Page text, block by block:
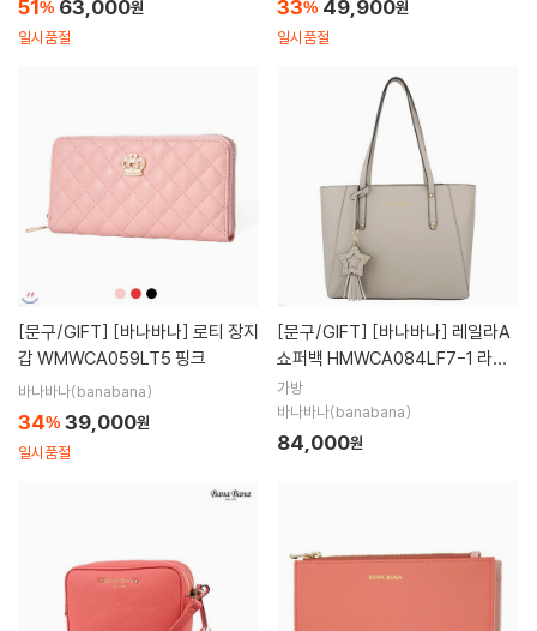
51% 63,000원
일시품절
33% 49,900원
일시품절
[문구/GIFT]
갑 WMWCA059LT5 핑크
바나바나(banabana)
34% 39,000원
일시품절
[문구/GIFT]
쇼퍼백 HMWCA084LF7-1 라이
트그레이
가방
바나바나(banabana)
84,000원